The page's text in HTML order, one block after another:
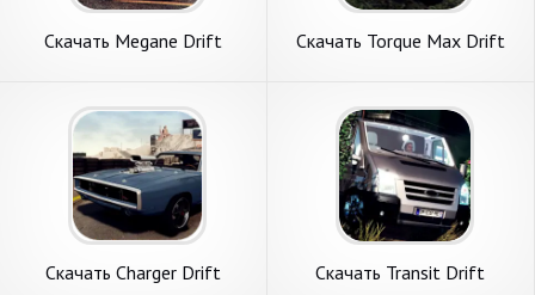
Скачать Megane Drift
Андроид
Скачать Torque Max Drift
Скачать Charger Drift
Скачать Transit Drift